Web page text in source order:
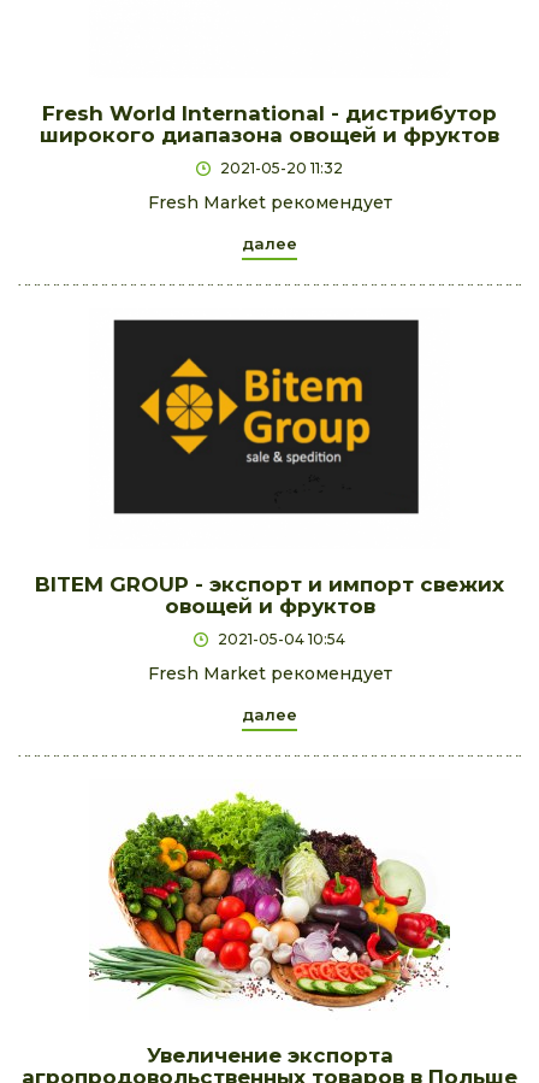
Fresh World International - дистрибутор
широкого диапазона овощей и фруктов
2021-05-20 11:32
Fresh Market рекомендует
далее
BITEM GROUP - экспорт и импорт свежих
овощей и фруктов
2021-05-04 10:54
Fresh Market рекомендует
далее
Увеличение экспорта
агропродовольственных товаров в Польше